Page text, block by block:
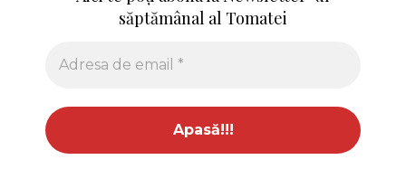
săptămânal al Tomatei